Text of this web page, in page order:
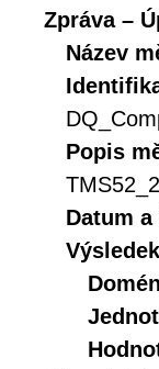
Zpráva –
Název
Popis
Datum